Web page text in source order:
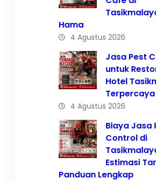
Hama
4 Agustus 2026
Jasa Pest
untuk
Hotel
Terpercaya
4 Agustus 2026
Biaya Jasa
Control di
Estimasi
Panduan Lengkap